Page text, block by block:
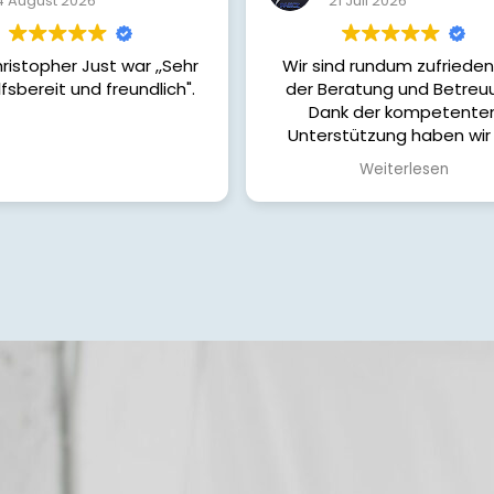
rundum zufrieden mit
und Betreuung.
wurden wir ehrlich,
Tolle Beratung und toller